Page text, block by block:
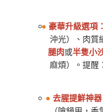
豪華升級選項：
沖光）、肉質
腿肉或半隻小
麻煩）。提醒
去腥提鮮神器